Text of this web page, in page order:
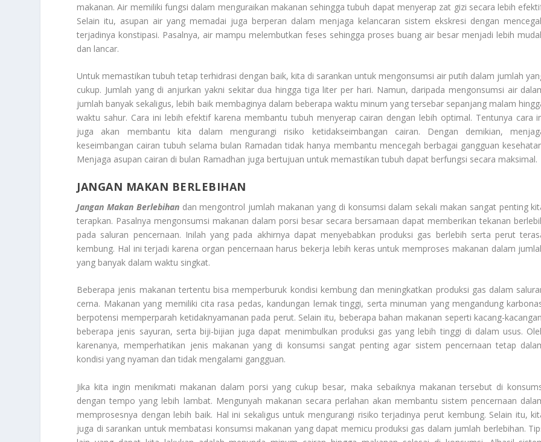
makanan. Air memiliki fungsi dalam menguraikan makanan sehingga tubuh dapat menyerap zat gizi secara lebih
Selain itu, asupan air yang memadai juga berperan dalam menjaga kelancaran sistem ekskresi dengan
terjadinya konstipasi. Pasalnya, air mampu melembutkan feses sehingga proses buang air besar menjadi lebih
dan lancar.
Untuk memastikan tubuh tetap terhidrasi dengan baik, kita di sarankan untuk mengonsumsi air putih dalam jumlah
cukup. Jumlah yang di anjurkan yakni sekitar dua hingga tiga liter per hari. Namun, daripada mengonsumsi air
jumlah banyak sekaligus, lebih baik membaginya dalam beberapa waktu minum yang tersebar sepanjang malam
waktu sahur. Cara ini lebih efektif karena membantu tubuh menyerap cairan dengan lebih optimal. Tentunya cara
juga akan membantu kita dalam mengurangi risiko ketidakseimbangan cairan. Dengan demikian,
keseimbangan cairan tubuh selama bulan Ramadan tidak hanya membantu mencegah berbagai gangguan
Menjaga asupan cairan di bulan Ramadhan juga bertujuan untuk memastikan tubuh dapat berfungsi secara maksimal.
JANGAN MAKAN BERLEBIHAN
Jangan Makan Berlebihandan mengontrol jumlah makanan yang di konsumsi dalam sekali makan sangat penting
terapkan. Pasalnya mengonsumsi makanan dalam porsi besar secara bersamaan dapat memberikan tekanan
pada saluran pencernaan. Inilah yang pada akhirnya dapat menyebabkan produksi gas berlebih serta perut
kembung. Hal ini terjadi karena organ pencernaan harus bekerja lebih keras untuk memproses makanan dalam
yang banyak dalam waktu singkat.
Beberapa jenis makanan tertentu bisa memperburuk kondisi kembung dan meningkatkan produksi gas dalam
cerna. Makanan yang memiliki cita rasa pedas, kandungan lemak tinggi, serta minuman yang mengandung
berpotensi memperparah ketidaknyamanan pada perut. Selain itu, beberapa bahan makanan seperti kacang-
beberapa jenis sayuran, serta biji-bijian juga dapat menimbulkan produksi gas yang lebih tinggi di dalam usus.
karenanya, memperhatikan jenis makanan yang di konsumsi sangat penting agar sistem pencernaan tetap
kondisi yang nyaman dan tidak mengalami gangguan.
Jika kita ingin menikmati makanan dalam porsi yang cukup besar, maka sebaiknya makanan tersebut di
dengan tempo yang lebih lambat. Mengunyah makanan secara perlahan akan membantu sistem pencernaan
memprosesnya dengan lebih baik. Hal ini sekaligus untuk mengurangi risiko terjadinya perut kembung. Selain itu,
juga di sarankan untuk membatasi konsumsi makanan yang dapat memicu produksi gas dalam jumlah berlebihan.